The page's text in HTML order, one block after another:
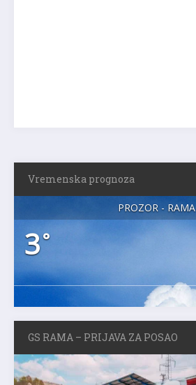
Vremenska prognoza
PROZOR - RAMA
3°
GS RAMA – PRIJAVA ZA POSAO